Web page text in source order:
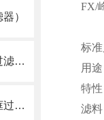
）
全金属空气过滤器（全铝质空调过滤网）
初效纸框空气过滤器（一次性纸框过滤网）
FX/
标
用
特
滤